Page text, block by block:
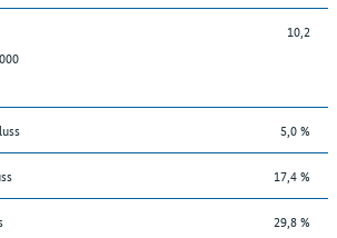
10,2
5,0 %
17,4 %
29,8 %